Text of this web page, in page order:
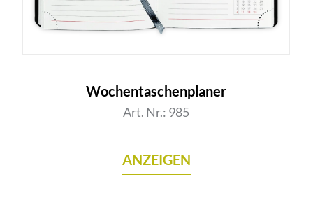
Wochentaschenplaner
Art. Nr.: 985
ANZEIGEN